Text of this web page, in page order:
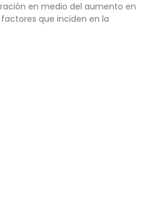
en medio del aumento en
que inciden en la